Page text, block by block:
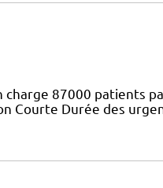
87000 patients
Courte Durée des